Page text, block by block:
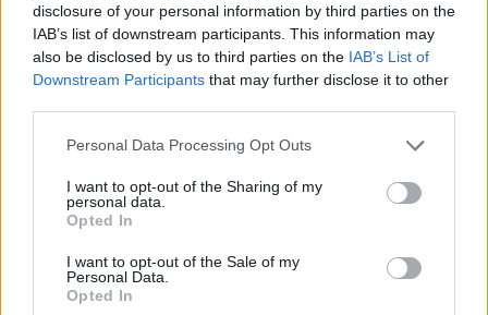
disclosure of your personal information by third parties on the
IAB’s list of downstream participants. This information may
also be disclosed by us to third parties on the IAB’s List of
Downstream Participants that may further disclose it to other
Personal Data Processing Opt Outs
I want to opt-out of the Sharing of my
personal data.
Opted In
I want to opt-out of the Sale of my
Personal Data.
Opted In
Pomoc techniczna
https://support.lexmark.com/pl_pl.html
POLECANE
PRODUKTY: